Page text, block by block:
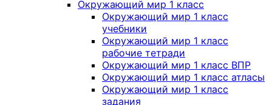
Окружающий мир 1 класс
Окружающий мир 1 класс
учебники
Окружающий мир 1 класс
рабочие тетради
Окружающий мир 1 класс ВПР
Окружающий мир 1 класс атласы
Окружающий мир 1 класс
задания